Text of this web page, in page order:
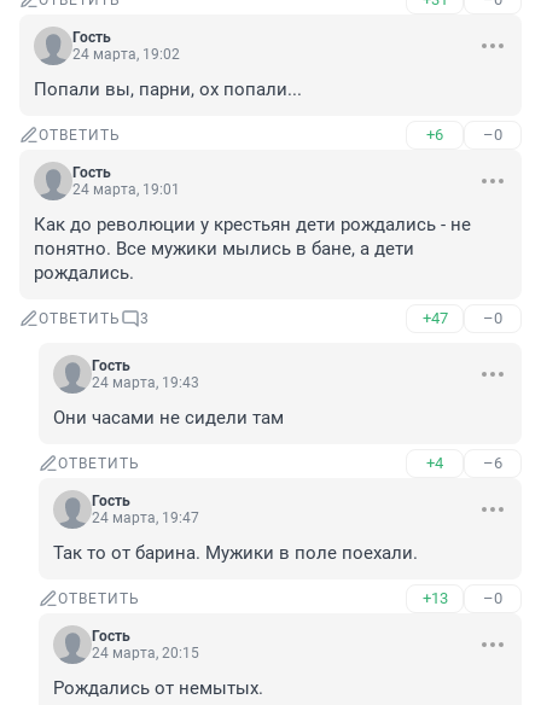
Гость
24 марта, 19:02
Попали вы, парни, ох попали...
ОТВЕТИТЬ +6 –0
Гость
24 марта, 19:01
Как до революции у крестьян дети рождались - не
понятно. Все мужики мылись в бане, а дети
рождались.
ОТВЕТИТЬ 3 +47 –0
Гость
24 марта, 19:43
Они часами не сидели там
ОТВЕТИТЬ +4 –6
Гость
24 марта, 19:47
Так то от барина. Мужики в поле поехали.
ОТВЕТИТЬ +13 –0
Гость
24 марта, 20:15
Рождались от немытых.